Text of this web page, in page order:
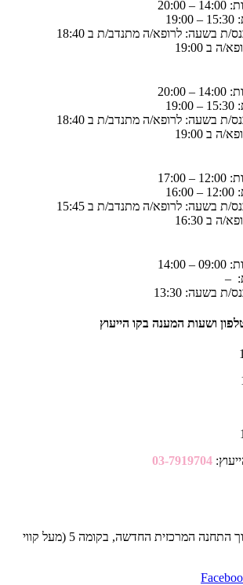
ת בשעה: לרופא/ה מתנדב/ת ב 18:40
ב 19:00
ת בשעה: לרופא/ה מתנדב/ת ב 18:40
ב 19:00
ת בשעה: לרופא/ה מתנדב/ת ב 15:45
ב 16:30
–
ת בשעה: 13:30
ושעות המענה בקו הייעוץ
03-7919704
רחוב לוינסקי 108, בתוך התחנה המרכזית החדשה, בקומה 5 (מעל קווי